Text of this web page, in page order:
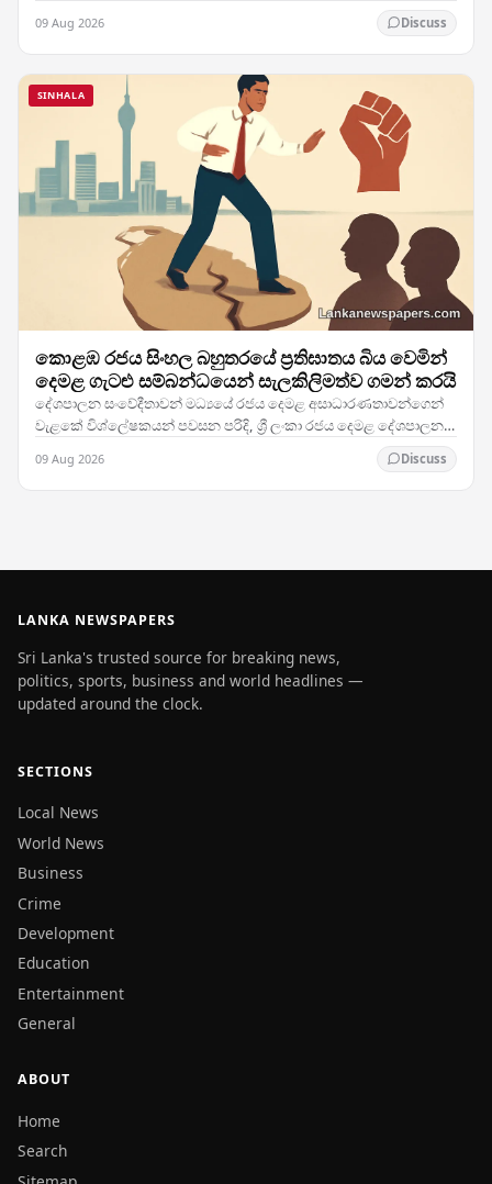
09 Aug 2026 Discuss
SINHALA
කොළඹ රජය සිංහල බහුතරයේ ප්‍රතිඝාතය බිය වෙමින්
දෙමළ ගැටළු සම්බන්ධයෙන් සැලකිලිමත්ව ගමන් කරයි
දේශපාලන සංවේදීතාවන් මධ්‍යයේ රජය දෙමළ අසාධාරණතාවන්ගෙන්
වැළකේ විශ්ලේෂකයන් පවසන පරිදි, ශ්‍රී ලංකා රජය දෙමළ දේශපාලන
09 Aug 2026 Discuss
LANKA NEWSPAPERS
Sri Lanka's trusted source for breaking news,
politics, sports, business and world headlines —
updated around the clock.
SECTIONS
Local News
World News
Business
Crime
Development
Education
Entertainment
General
ABOUT
Home
Search